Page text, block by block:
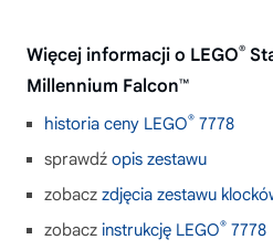
Więcej informacji o LEGO®
Millennium Falcon™
historia ceny LEGO® 7778
sprawdź opis zestawu
zobacz zdjęcia zestawu
zobacz instrukcję LEGO® 7778